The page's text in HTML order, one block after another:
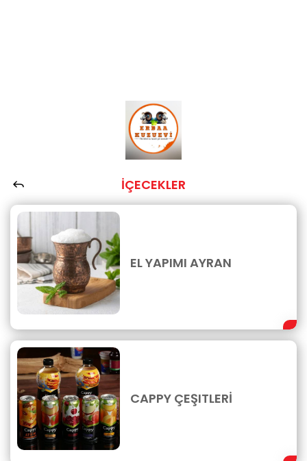
İÇECEKLER
EL YAPIMI AYRAN
CAPPY ÇEŞITLERİ